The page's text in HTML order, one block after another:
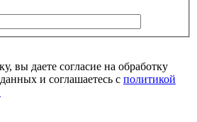
вы даете согласие на обработку
и соглашаетесь с политикой